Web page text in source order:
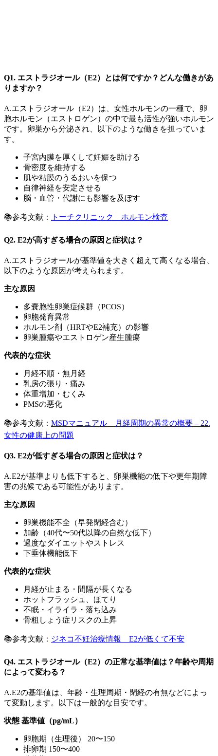
Q1. エストラジオール（E2）とは何ですか？どんな働きがあ
りますか？
A.エストラジオール（E2）は、女性ホルモンの一種で、卵
胞ホルモン（エストロゲン）の中で最も活性が強いホルモン
です。卵巣から分泌され、以下のような働きを担っていま
す。
子宮内膜を厚くして妊娠を助ける
骨密度を維持する
肌や粘膜のうるおいを保つ
自律神経を安定させる
脳・血管・代謝にも影響を及ぼす
📚参考文献： トーチクリニック ホルモン検査
Q2. E2が高すぎる場合の原因と症状は？
A.エストラジオールが基準値を大きく超えて高くなる場合、
以下のような原因が考えられます。
主な原因
多嚢胞性卵巣症候群（PCOS）
卵胞発育異常
ホルモン剤（HRTやE2補充）の影響
卵巣腫瘍やエストロゲン産生腫瘍
代表的な症状
月経不順・無月経
乳房の張り・痛み
体重増加・むくみ
PMSの悪化
📚参考文献： MSDマニュアル 月経周期の異常の概要 – 22.
女性の健康上の問題
Q3. E2が低すぎる場合の原因と症状は？
A.E2が基準よりも低下すると、卵巣機能の低下や更年期障
害の兆候である可能性があります。
主な原因
卵巣機能不全（早発閉経含む）
加齢（40代〜50代以降の自然な低下）
過度なダイエットやストレス
下垂体機能低下
代表的な症状
月経が止まる・間隔が長くなる
ホットフラッシュ、ほてり
不眠・イライラ・落ち込み
骨粗しょう症リスクの上昇
📚参考文献： ジネコ不妊治療情報 E2が低くて不安
Q4. エストラジオール（E2）の正常な基準値は？年齢や周期
によって変わる？
A.E2の基準値は、年齢・生理周期・閉経の有無などによっ
て変動します。以下は一般的な目安です。
状態 基準値（pg/mL）
卵胞期（生理後） 20〜150
排卵期 150〜400